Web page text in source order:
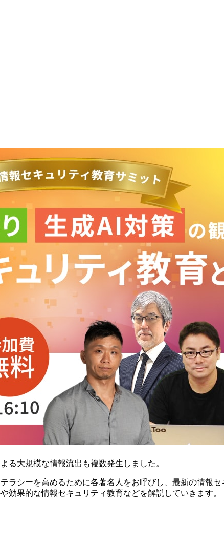
る大規模な情報流出も複数発生しました。
ラシーを高めるために各著名人をお呼びし、最新の情報
効果的な情報セキュリティ教育などを解説 していきます。